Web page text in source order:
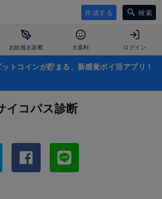
作成する 検索
お絵描き診断 大喜利 ログイン
トコインが貯まる、新感覚ポイ活アプリ！
イコパス診断